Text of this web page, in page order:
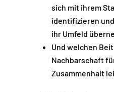
sich mit ihrem
identifizieren
ihr Umfeld
Und welchen
Nachbarschaft
Zusammenhalt